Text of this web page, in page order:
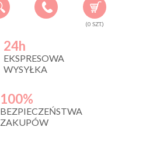
(0 SZT.)
24h
EKSPRESOWA
WYSYŁKA
100%
BEZPIECZEŃSTWA
ZAKUPÓW